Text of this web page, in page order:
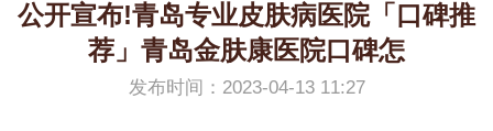
公开宣布!青岛专业皮肤病医院「口碑推
荐」青岛金肤康医院口碑怎
发布时间：2023-04-13 11:27